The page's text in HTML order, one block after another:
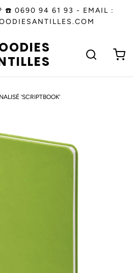
☎️ 0690 94 61 93 - EMAIL :
’SCRIPTBOOK'